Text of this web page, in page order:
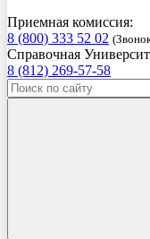
Приемная комиссия:
8 (800) 333 52 02
Справочная
8 (812) 269-57-58